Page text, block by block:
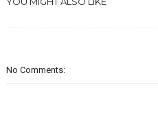
No Comments: